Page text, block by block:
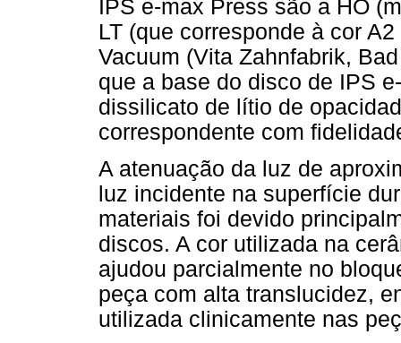
IPS e-max Press são a HO
LT (que corresponde à cor
Vacuum (Vita Zahnfabrik,
que a base do disco de IPS
dissilicato de lítio de
correspondente com
A atenuação da luz de
luz incidente na superfície
materiais foi devido
discos. A cor utilizada na
ajudou parcialmente no
peça com alta translucidez,
utilizada clinicamente nas